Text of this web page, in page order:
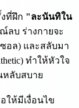
ที่ฝึก "ละนันทิใน
ลบ ร่างกายจะ
อล) และสลับมา
ทำให้หัวใจ
หลับสบาย
ให้มีเงื่อนไข